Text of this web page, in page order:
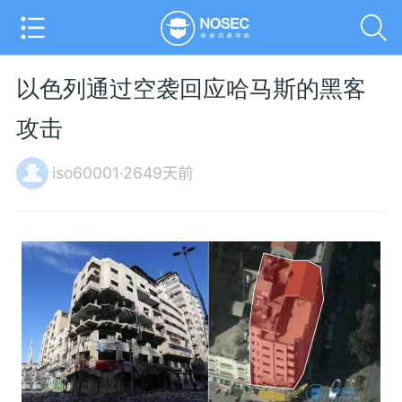
以色列通过空袭回应哈马斯的黑客
攻击
iso60001·2649天前